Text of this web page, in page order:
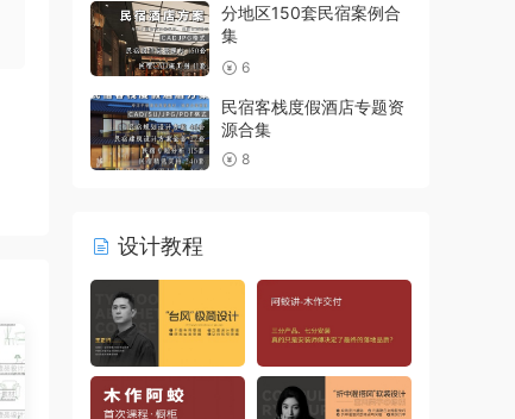
分地区150套民宿案例合
集
6
民宿客栈度假酒店专题资
源合集
8
设计教程